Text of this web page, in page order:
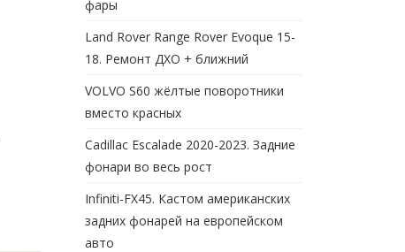
фары
Land Rover Range Rover Evoque 15-
18. Ремонт ДХО + ближний
VOLVO S60 жёлтые поворотники
вместо красных
Cadillac Escalade 2020-2023. Задние
фонари во весь рост
Infiniti-FX45. Кастом американских
задних фонарей на европейском
авто